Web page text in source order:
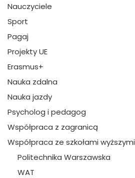
Nauczyciele
Sport
Pagaj
Projekty UE
Erasmus+
Nauka zdalna
Nauka jazdy
Psycholog i pedagog
Współpraca z zagranicą
Współpraca ze szkołami wyższymi
Politechnika Warszawska
WAT